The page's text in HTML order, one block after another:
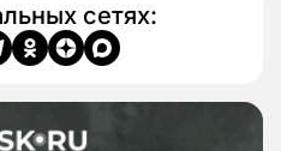
сетях: